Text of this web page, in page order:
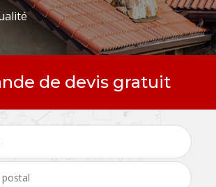
de devis gratuit